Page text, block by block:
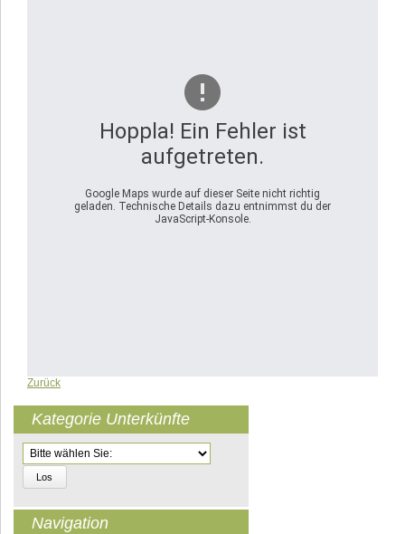
Hoppla! Ein Fehler ist
aufgetreten.
Google Maps wurde auf dieser Seite nicht richtig
geladen. Technische Details dazu entnimmst du der
JavaScript-Konsole.
Zurück
Kategorie Unterkünfte
Zielseite
Navigation